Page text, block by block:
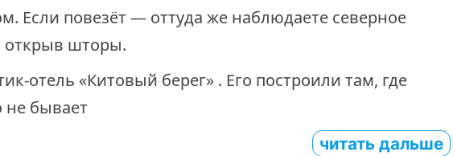
Если повезёт — оттуда же наблюдаете северное
открыв шторы.
отель «‎Китовый берег» ‎. Его построили там, где
не бывает
читать дальше